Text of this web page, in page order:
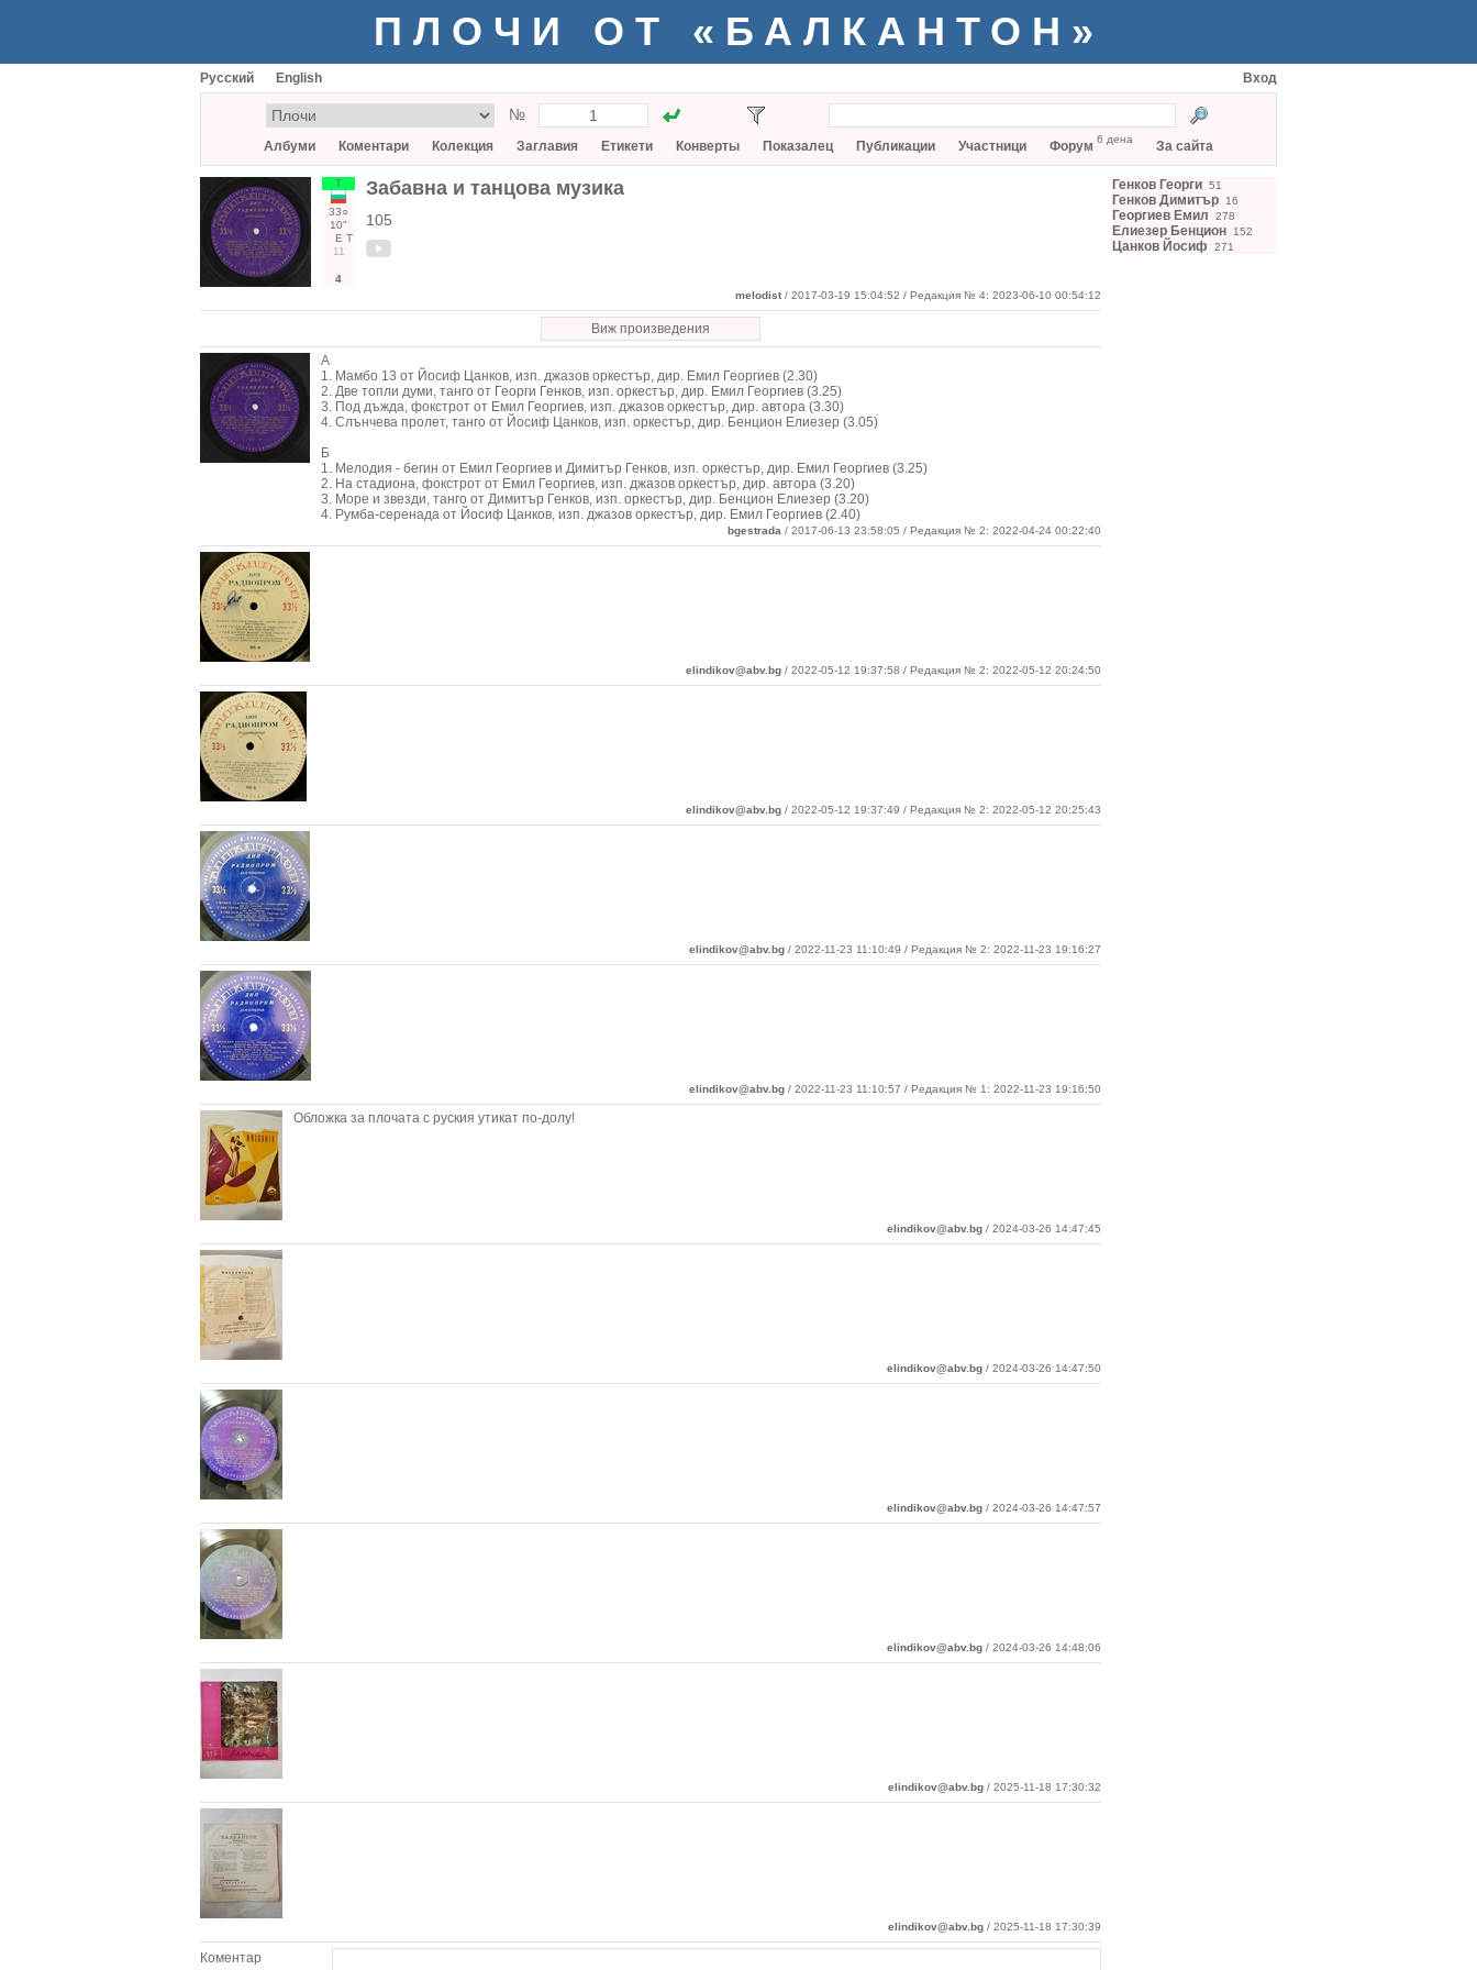
ПЛОЧИ ОТ «БАЛКАНТОН»
Русский English Вход
№
Албуми Коментари Колекция Заглавия Етикети Конверты Показалец Публикации Участници Форум 6 дена За сайта
Т
33○
10"
Е Т
11
4
Забавна и танцова музика
105
melodist / 2017-03-19 15:04:52 / Редакция № 4: 2023-06-10 00:54:12
Виж произведения
А
1. Мамбо 13 от Йосиф Цанков, изп. джазов оркестър, дир. Емил Георгиев (2.30)
2. Две топли думи, танго от Георги Генков, изп. оркестър, дир. Емил Георгиев (3.25)
3. Под дъжда, фокстрот от Емил Георгиев, изп. джазов оркестър, дир. автора (3.30)
4. Слънчева пролет, танго от Йосиф Цанков, изп. оркестър, дир. Бенцион Елиезер (3.05)
Б
1. Мелодия - бегин от Емил Георгиев и Димитър Генков, изп. оркестър, дир. Емил Георгиев (3.25)
2. На стадиона, фокстрот от Емил Георгиев, изп. джазов оркестър, дир. автора (3.20)
3. Море и звезди, танго от Димитър Генков, изп. оркестър, дир. Бенцион Елиезер (3.20)
4. Румба-серенада от Йосиф Цанков, изп. джазов оркестър, дир. Емил Георгиев (2.40)
bgestrada / 2017-06-13 23:58:05 / Редакция № 2: 2022-04-24 00:22:40
elindikov@abv.bg / 2022-05-12 19:37:58 / Редакция № 2: 2022-05-12 20:24:50
elindikov@abv.bg / 2022-05-12 19:37:49 / Редакция № 2: 2022-05-12 20:25:43
elindikov@abv.bg / 2022-11-23 11:10:49 / Редакция № 2: 2022-11-23 19:16:27
elindikov@abv.bg / 2022-11-23 11:10:57 / Редакция № 1: 2022-11-23 19:16:50
Обложка за плочата с руския утикат по-долу!
elindikov@abv.bg / 2024-03-26 14:47:45
elindikov@abv.bg / 2024-03-26 14:47:50
elindikov@abv.bg / 2024-03-26 14:47:57
elindikov@abv.bg / 2024-03-26 14:48:06
elindikov@abv.bg / 2025-11-18 17:30:32
elindikov@abv.bg / 2025-11-18 17:30:39
Коментар
Генков Георги 51
Генков Димитър 16
Георгиев Емил 278
Елиезер Бенцион 152
Цанков Йосиф 271